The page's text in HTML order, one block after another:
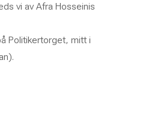
vi av Afra Hosseinis
Politikertorget, mitt i